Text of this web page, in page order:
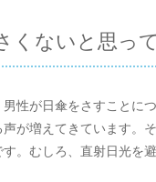
くないと思っ
性が日傘をさすことに
声が増えてきています。
す。むしろ、直射日光を